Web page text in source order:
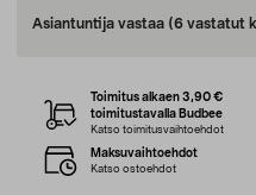
Asiantuntija vastaa (6 vastatut
Toimitus alkaen 3,90 €
toimitustavalla Budbee
Katso toimitusvaihtoehdot
Maksuvaihtoehdot
Katso ostoehdot